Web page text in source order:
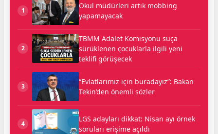
1
Okul müdürleri artık mobbing
yapamayacak
2
TBMM Adalet Komisyonu suça
sürüklenen çocuklarla ilgili yeni
teklifi görüşecek
3
“Evlatlarımız için buradayız”: Bakan
Tekin’den önemli sözler
4
LGS adayları dikkat: Nisan ayı örnek
soruları erişime açıldı